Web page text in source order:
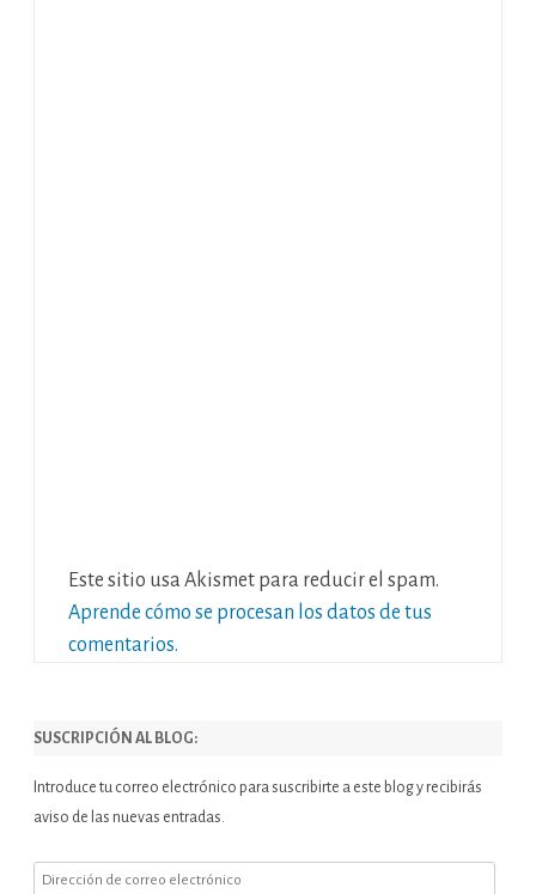
Este sitio usa Akismet para reducir el spam.
Aprende cómo se procesan los datos de tus
comentarios.
SUSCRIPCIÓN AL BLOG:
Introduce tu correo electrónico para suscribirte a este blog y recibirás
aviso de las nuevas entradas.
Dirección